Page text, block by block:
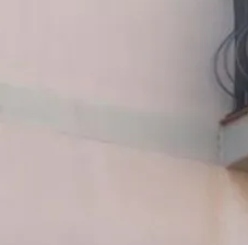
En cinco años no
anunciada por su